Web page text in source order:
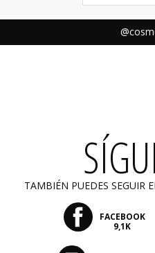
TAMBIÉN PUEDES SEGUIR
FACEBOOK
9,1K